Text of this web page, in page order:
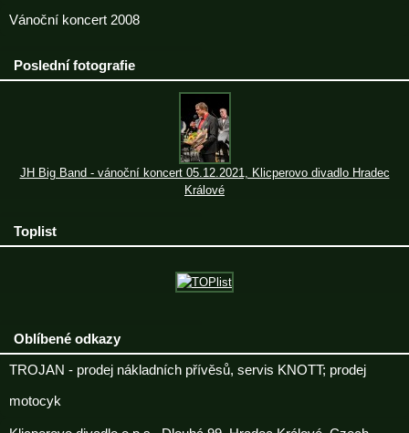
Vánoční koncert 2008
Poslední fotografie
JH Big Band - vánoční koncert 05.12.2021, Klicperovo divadlo Hradec
Králové
Toplist
Oblíbené odkazy
TROJAN - prodej nákladních přívěsů, servis KNOTT; prodej
motocyk